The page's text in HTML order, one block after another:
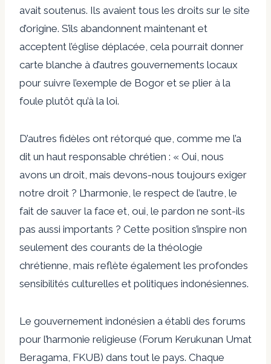
avait soutenus. Ils avaient tous les droits sur le site
d’origine. S’ils abandonnent maintenant et
acceptent l’église déplacée, cela pourrait donner
carte blanche à d’autres gouvernements locaux
pour suivre l’exemple de Bogor et se plier à la
foule plutôt qu’à la loi.
D’autres fidèles ont rétorqué que, comme me l’a
dit un haut responsable chrétien : « Oui, nous
avons un droit, mais devons-nous toujours exiger
notre droit ? L’harmonie, le respect de l’autre, le
fait de sauver la face et, oui, le pardon ne sont-ils
pas aussi importants ? Cette position s’inspire non
seulement des courants de la théologie
chrétienne, mais reflète également les profondes
sensibilités culturelles et politiques indonésiennes.
Le gouvernement indonésien a établi des forums
pour l’harmonie religieuse (Forum Kerukunan Umat
Beragama, FKUB) dans tout le pays. Chaque